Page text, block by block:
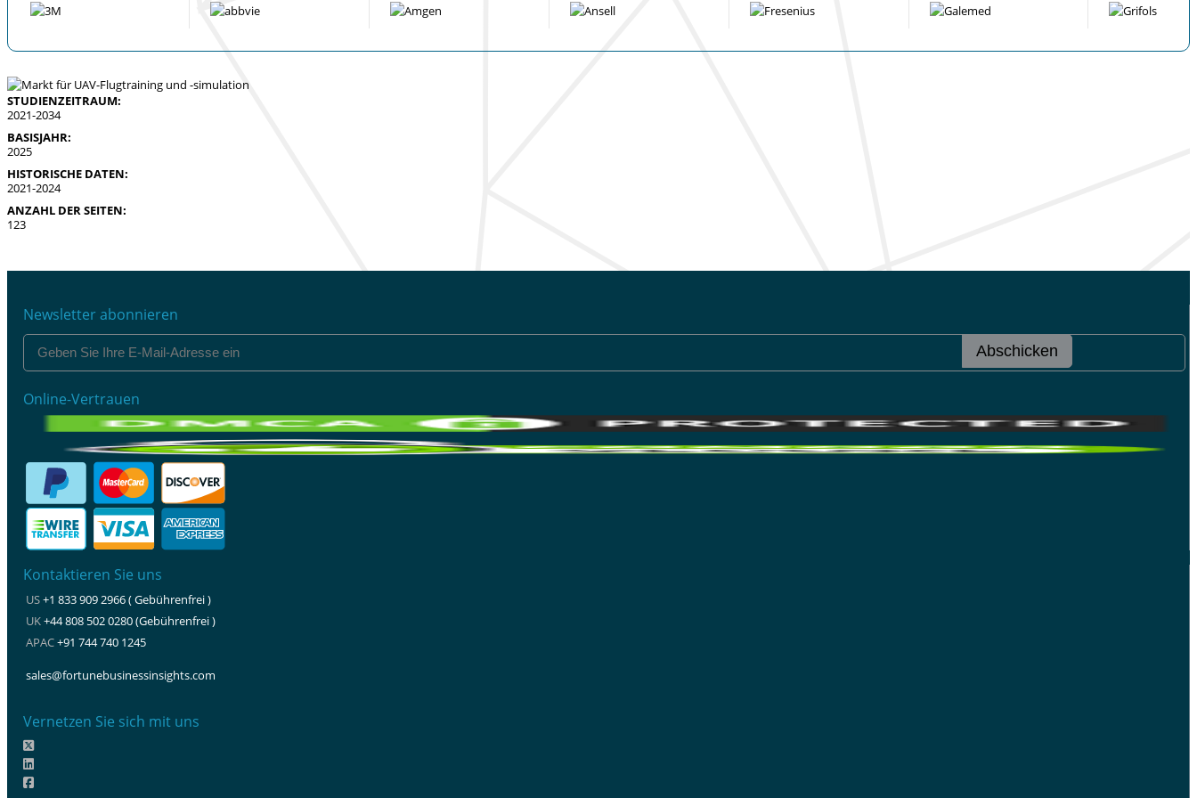
STUDIENZEITRAUM:
2021-2034
BASISJAHR:
2025
HISTORISCHE DATEN:
2021-2024
ANZAHL DER SEITEN:
123
Newsletter abonnieren
Abschicken
Online-Vertrauen
Kontaktieren Sie uns
US+1 833 909 2966 ( Gebührenfrei )
UK+44 808 502 0280 (Gebührenfrei )
APAC+91 744 740 1245
sales@fortunebusinessinsights.com
Vernetzen Sie sich mit uns